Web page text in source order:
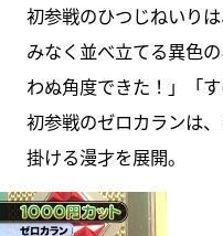
初参戦のひつじねいり
みなく並べ立てる異色
わぬ角度できた！」「
初参戦のゼロカランは
掛ける漫才を展開。